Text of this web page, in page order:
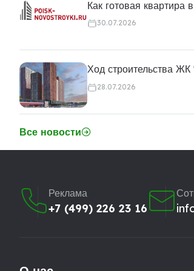
Как готовая
30.07.2026
Ход строительства
28.07.2026
Все новости
Реклама
+7 (499) 226 23 16